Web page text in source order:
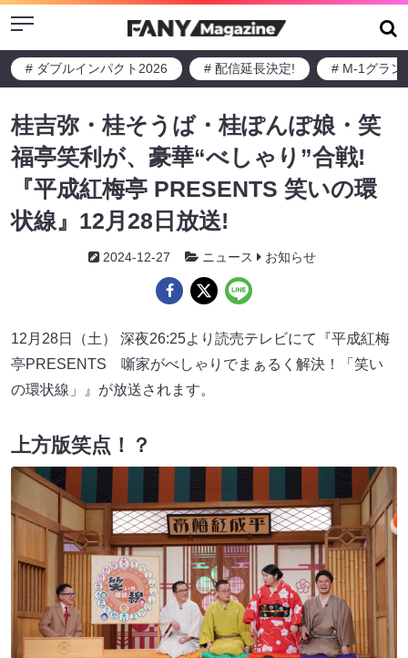
Menu
# ダブルインパクト2026 # 配信延長決定! # M-1グラン
桂吉弥・桂そうば・桂ぽんぽ娘・笑
福亭笑利が、豪華“べしゃり”合戦!
『平成紅梅亭 PRESENTS 笑いの環
状線』12月28日放送!
2024-12-27 ニュース お知らせ
12月28日（土） 深夜26:25より読売テレビにて『平成紅梅
亭PRESENTS 噺家がべしゃりでまぁるく解決！「笑い
の環状線」』が放送されます。
上方版笑点！？